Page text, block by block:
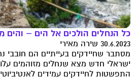
כל הנחלים הולכים אל הים – והים
30.6.2023 שירה מאירי
מסתבר שחיידקים בעייתיים הם חובבי
ישראלי חדש מצא שנחלים מזוהמים
התפשטות לחיידקים עמידים